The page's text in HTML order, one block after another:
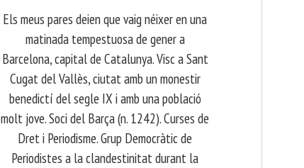
Els meus pares deien que vaig néixer en una
matinada tempestuosa de gener a
Barcelona, capital de Catalunya. Visc a Sant
Cugat del Vallès, ciutat amb un monestir
benedictí del segle IX i amb una població
molt jove. Soci del Barça (n. 1242). Curses de
Dret i Periodisme. Grup Democràtic de
Periodistes a la clandestinitat durant la